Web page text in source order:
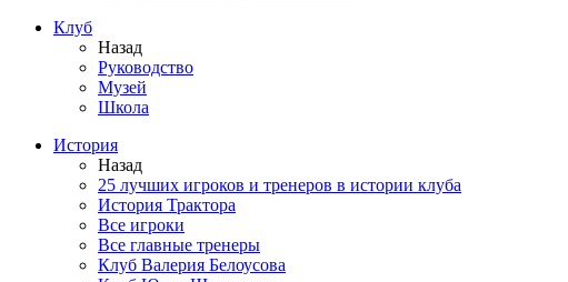
Клуб
Назад
Руководство
Музей
Школа
История
Назад
25 лучших игроков и тренеров в истории клуба
История Трактора
Все игроки
Все главные тренеры
Клуб Валерия Белоусова